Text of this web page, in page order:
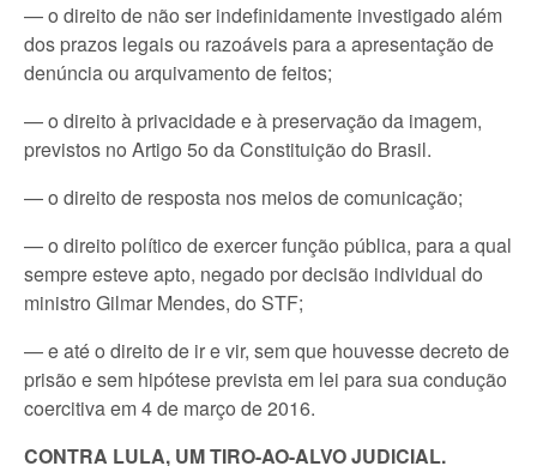
— o direito de não ser indefinidamente investigado além
dos prazos legais ou razoáveis para a apresentação de
denúncia ou arquivamento de feitos;
— o direito à privacidade e à preservação da imagem,
previstos no Artigo 5o da Constituição do Brasil.
— o direito de resposta nos meios de comunicação;
— o direito político de exercer função pública, para a qual
sempre esteve apto, negado por decisão individual do
ministro Gilmar Mendes, do STF;
— e até o direito de ir e vir, sem que houvesse decreto de
prisão e sem hipótese prevista em lei para sua condução
coercitiva em 4 de março de 2016.
CONTRA LULA, UM TIRO-AO-ALVO JUDICIAL.